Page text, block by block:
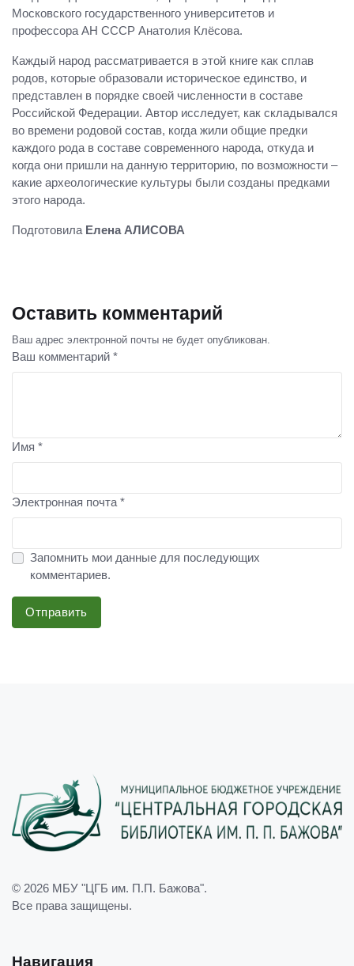
Московского государственного университетов и
профессора АН СССР Анатолия Клёсова.
Каждый народ рассматривается в этой книге как сплав
родов, которые образовали историческое единство, и
представлен в порядке своей численности в составе
Российской Федерации. Автор исследует, как складывался
во времени родовой состав, когда жили общие предки
каждого рода в составе современного народа, откуда и
когда они пришли на данную территорию, по возможности –
какие археологические культуры были созданы предками
этого народа.
Подготовила Елена АЛИСОВА
Оставить комментарий
Ваш адрес электронной почты не будет опубликован.
Ваш комментарий *
Имя *
Электронная почта *
Запомнить мои данные для последующих
комментариев.
Отправить
© 2026 МБУ "ЦГБ им. П.П. Бажова".
Все права защищены.
Навигация